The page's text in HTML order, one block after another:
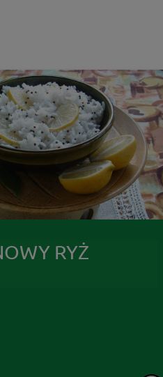
RYŻ